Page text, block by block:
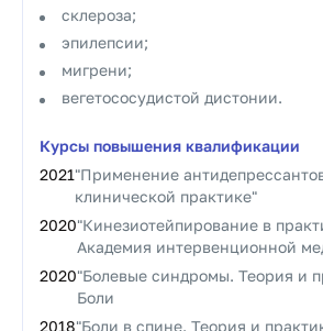
склероза;
эпилепсии;
мигрени;
вегетососудистой дистонии.
Курсы повышения квалификации
2021"Применение
клинической практике"
2020"Кинезиотейпирование в
Академия интервенционной
2020"Болевые синдромы. Теория и
Боли
2018"Боли в спине. Теория и